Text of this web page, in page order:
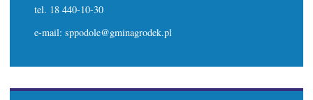
tel. 18 440-10-30
e-mail: sppodole@gminagrodek.pl